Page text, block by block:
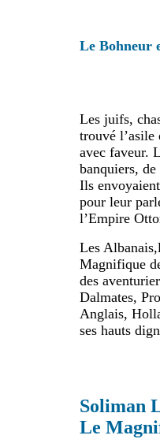
Le Bohneur
Les juifs,
trouvé l’asile
avec faveur.
banquiers,
Ils
pour leur
l’Empire
Les
Magnifique
des
Dalmates,
Anglais,
ses hauts
Soliman
Le